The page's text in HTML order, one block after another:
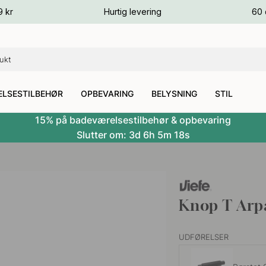
kr Hurtig levering 60
OPBEVARING BELYSNING STIL
15% på badeværelsestilbehør & opbevaring
Slutter om: 3d 6h 5m 17s
Knop T
UDFØRELSER